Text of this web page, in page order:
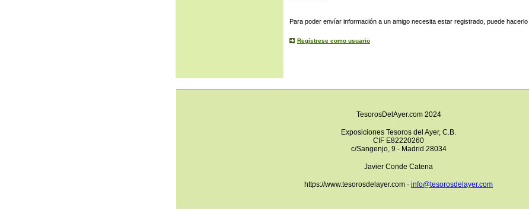
Para poder envíar información a un amigo necesita estar registrado, puede hacerlo
Regístrese como usuario
TesorosDelAyer.com 2024
Exposiciones Tesoros del Ayer, C.B.
CIF E82220260
c/Sangenjo, 9 - Madrid 28034
Javier Conde Catena
https://www.tesorosdelayer.com · info@tesorosdelayer.com